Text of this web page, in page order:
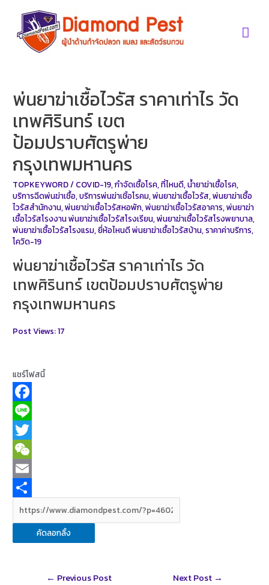
content
พ่นยาฆ่าเชื้อไวรัส ราคาเท่าไร วัด
เทพศิรินทร์ เขต
ป้อมปราบศัตรูพ่าย
กรุงเทพมหานคร
TOPKEYWORD/ COVID-19,กำจัดเชื้อโรค,ที่ไหนดี,น้ำยาฆ่าเชื้อโรค,
บริการฉีดพ่นฆ่าเชื้อ,บริการพ่นฆ่าเชิ้อโรคม,พ่นยาฆ่าเชื้อไวรัส,พ่นยาฆ่าเชื้อ
ไวรัสสำนักงาน,พ่นยาฆ่าเชื้อไวรัสหอพัก,พ่นยาฆ่าเชื้อไวรัสอาคาร,พ่นยาฆ่า
เชื้อไวรัสโรงงาน พ่นยาฆ่าเชื้อไวรัสโรงเรียน,พ่นยาฆ่าเชื้อไวรัสโรงพยาบาล,
พ่นยาฆ่าเชื้อไวรัสโรงแรม,ยี่ห้อไหนดี พ่นยาฆ่าเชื้อไวรัสบ้าน,ราคาค่าบริการ,
โควิด-19
พ่นยาฆ่าเชื้อไวรัส ราคาเท่าไร วัด
เทพศิรินทร์ เขตป้อมปราบศัตรูพ่าย
กรุงเทพมหานคร
Post Views:17
แชร์โฟสนี้
F
a
c
e
b
o
k
L
n
e
T
w
t
e
W
e
h
a
E
m
a
i
h
a
คัดลอกลิ้ง
← Previous Post Next Post →